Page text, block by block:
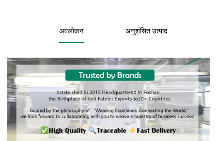
अवलोकन अनुशंसित उत्पाद